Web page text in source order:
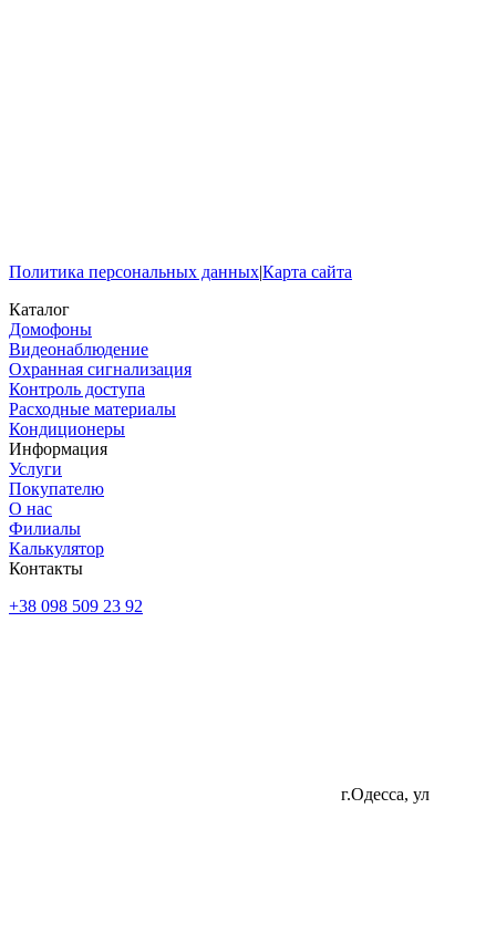
Политика персональных данных|Карта сайта
Каталог
Домофоны
Видеонаблюдение
Охранная сигнализация
Контроль доступа
Расходные материалы
Кондиционеры
Информация
Услуги
Покупателю
О нас
Филиалы
Калькулятор
Контакты
+38 098 509 23 92
г.Одесса, ул